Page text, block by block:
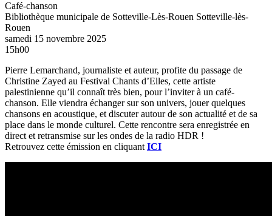
Café-chanson
Bibliothèque municipale de Sotteville-Lès-Rouen Sotteville-lès-
Rouen
samedi 15 novembre 2025
15h00
Pierre Lemarchand, journaliste et auteur, profite du passage de
Christine Zayed au Festival Chants d’Elles, cette artiste
palestinienne qu’il connaît très bien, pour l’inviter à un café-
chanson. Elle viendra échanger sur son univers, jouer quelques
chansons en acoustique, et discuter autour de son actualité et de sa
place dans le monde culturel. Cette rencontre sera enregistrée en
direct et retransmise sur les ondes de la radio HDR !
Retrouvez cette émission en cliquant ICI